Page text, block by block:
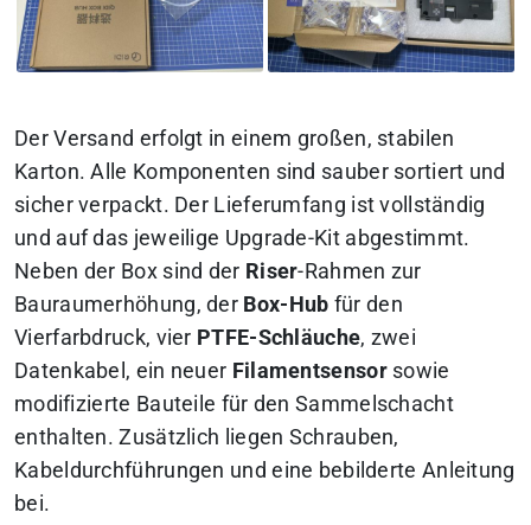
Der Versand erfolgt in einem großen, stabilen
Karton. Alle Komponenten sind sauber sortiert und
sicher verpackt. Der Lieferumfang ist vollständig
und auf das jeweilige Upgrade-Kit abgestimmt.
Neben der Box sind der Riser-Rahmen zur
Bauraumerhöhung, der Box-Hub für den
Vierfarbdruck, vier PTFE-Schläuche, zwei
Datenkabel, ein neuer Filamentsensorsowie
modifizierte Bauteile für den Sammelschacht
enthalten. Zusätzlich liegen Schrauben,
Kabeldurchführungen und eine bebilderte Anleitung
bei.